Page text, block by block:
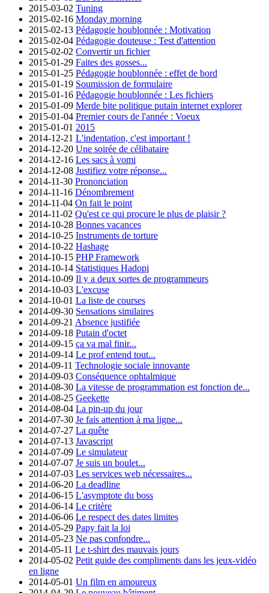
2015-03-02 Tuning
2015-02-16 Monday morning
2015-02-13 Pédagogie houblonnée : Motivation
2015-02-04 Pédagogie douteuse : Test d'attention
2015-02-02 Convertir un fichier
2015-01-29 Faites des gosses...
2015-01-25 Pédagogie houblonnée : effet de bord
2015-01-19 Soumission de formulaire
2015-01-16 Pédagogie houblonnée : Les fichiers
2015-01-09 Merde bite politique putain internet explorer
2015-01-04 Premier cours de l'année : Voeux
2015-01-01 2015
2014-12-21 L'indentation, c'est important !
2014-12-20 Une soirée de célibataire
2014-12-16 Les sacs à vomi
2014-12-08 Justifiez votre réponse...
2014-11-30 Prononciation
2014-11-16 Dénombrement
2014-11-04 On fait le point
2014-11-02 Qu'est ce qui procure le plus de plaisir ?
2014-10-28 Bonnes vacances
2014-10-25 Instruments de torture
2014-10-22 Hashage
2014-10-15 PHP Framework
2014-10-14 Statistiques Hadopi
2014-10-09 Il y a deux sortes de programmeurs
2014-10-03 L'excuse
2014-10-01 La liste de courses
2014-09-30 Sensations similaires
2014-09-21 Absence justifiée
2014-09-18 Putain d'octet
2014-09-15 ça va mal finir...
2014-09-14 Le prof entend tout...
2014-09-11 Technologie sociale innovante
2014-09-03 Conséquence ophtalmique
2014-08-30 La vitesse de programmation est fonction de...
2014-08-25 Geekette
2014-08-04 La pin-up du jour
2014-07-30 Je fais attention à ma ligne...
2014-07-27 La quête
2014-07-13 Javascript
2014-07-09 Le simulateur
2014-07-07 Je suis un boulet...
2014-07-03 Les services web nécessaires...
2014-06-20 La deadline
2014-06-15 L'asymptote du boss
2014-06-14 Le critère
2014-06-06 Le respect des dates limites
2014-05-29 Papy fait la loi
2014-05-23 Ne pas confondre...
2014-05-11 Le t-shirt des mauvais jours
2014-05-02 Petit guide des compliments dans les jeux-vidéo
en ligne
2014-05-01 Un film en amoureux